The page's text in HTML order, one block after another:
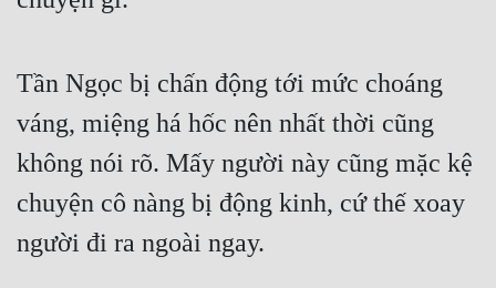
Tội Phạm
Vô Địch
Võ Hiệp
Võng Du
Tần Ngọc bị chấn động tới mức choáng
váng, miệng há hốc nên nhất thời cũng
không nói rõ. Mấy người này cũng mặc kệ
chuyện cô nàng bị động kinh, cứ thế xoay
người đi ra ngoài ngay.